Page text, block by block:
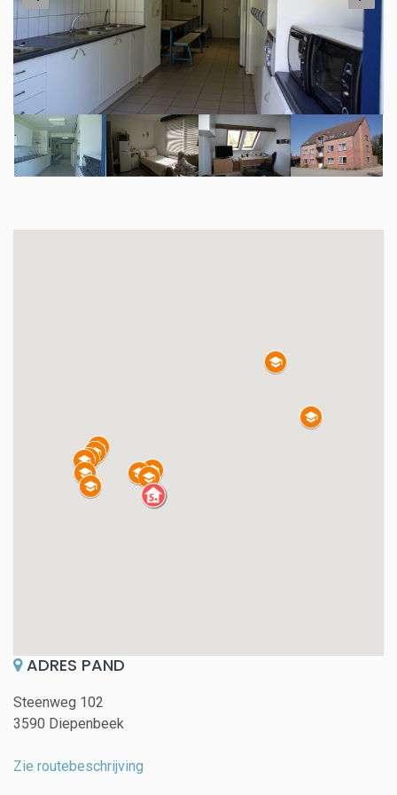
ADRES PAND
Steenweg 102
3590 Diepenbeek
Zie routebeschrijving